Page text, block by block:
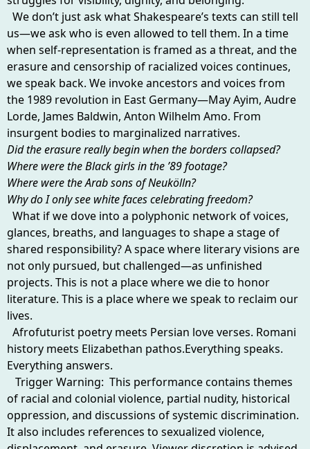
We don’t just ask what Shakespeare’s texts can still tell
us—we ask who is even allowed to tell them. In a time
when self-representation is framed as a threat, and the
erasure and censorship of racialized voices continues,
we speak back. We invoke ancestors and voices from
the 1989 revolution in East Germany—May Ayim, Audre
Lorde, James Baldwin, Anton Wilhelm Amo. From
insurgent bodies to marginalized narratives.
Did the erasure really begin when the borders collapsed?
Where were the Black girls in the ’89 footage?
Where were the Arab sons of Neukölln?
Why do I only see white faces celebrating freedom?
What if we dove into a polyphonic network of voices,
glances, breaths, and languages to shape a stage of
shared responsibility? A space where literary visions are
not only pursued, but challenged—as unfinished
projects. This is not a place where we die to honor
literature. This is a place where we speak to reclaim our
lives.
Afrofuturist poetry meets Persian love verses. Romani
history meets Elizabethan pathos.Everything speaks.
Everything answers.
Trigger Warning: This performance contains themes
of racial and colonial violence, partial nudity, historical
oppression, and discussions of systemic discrimination.
It also includes references to sexualized violence,